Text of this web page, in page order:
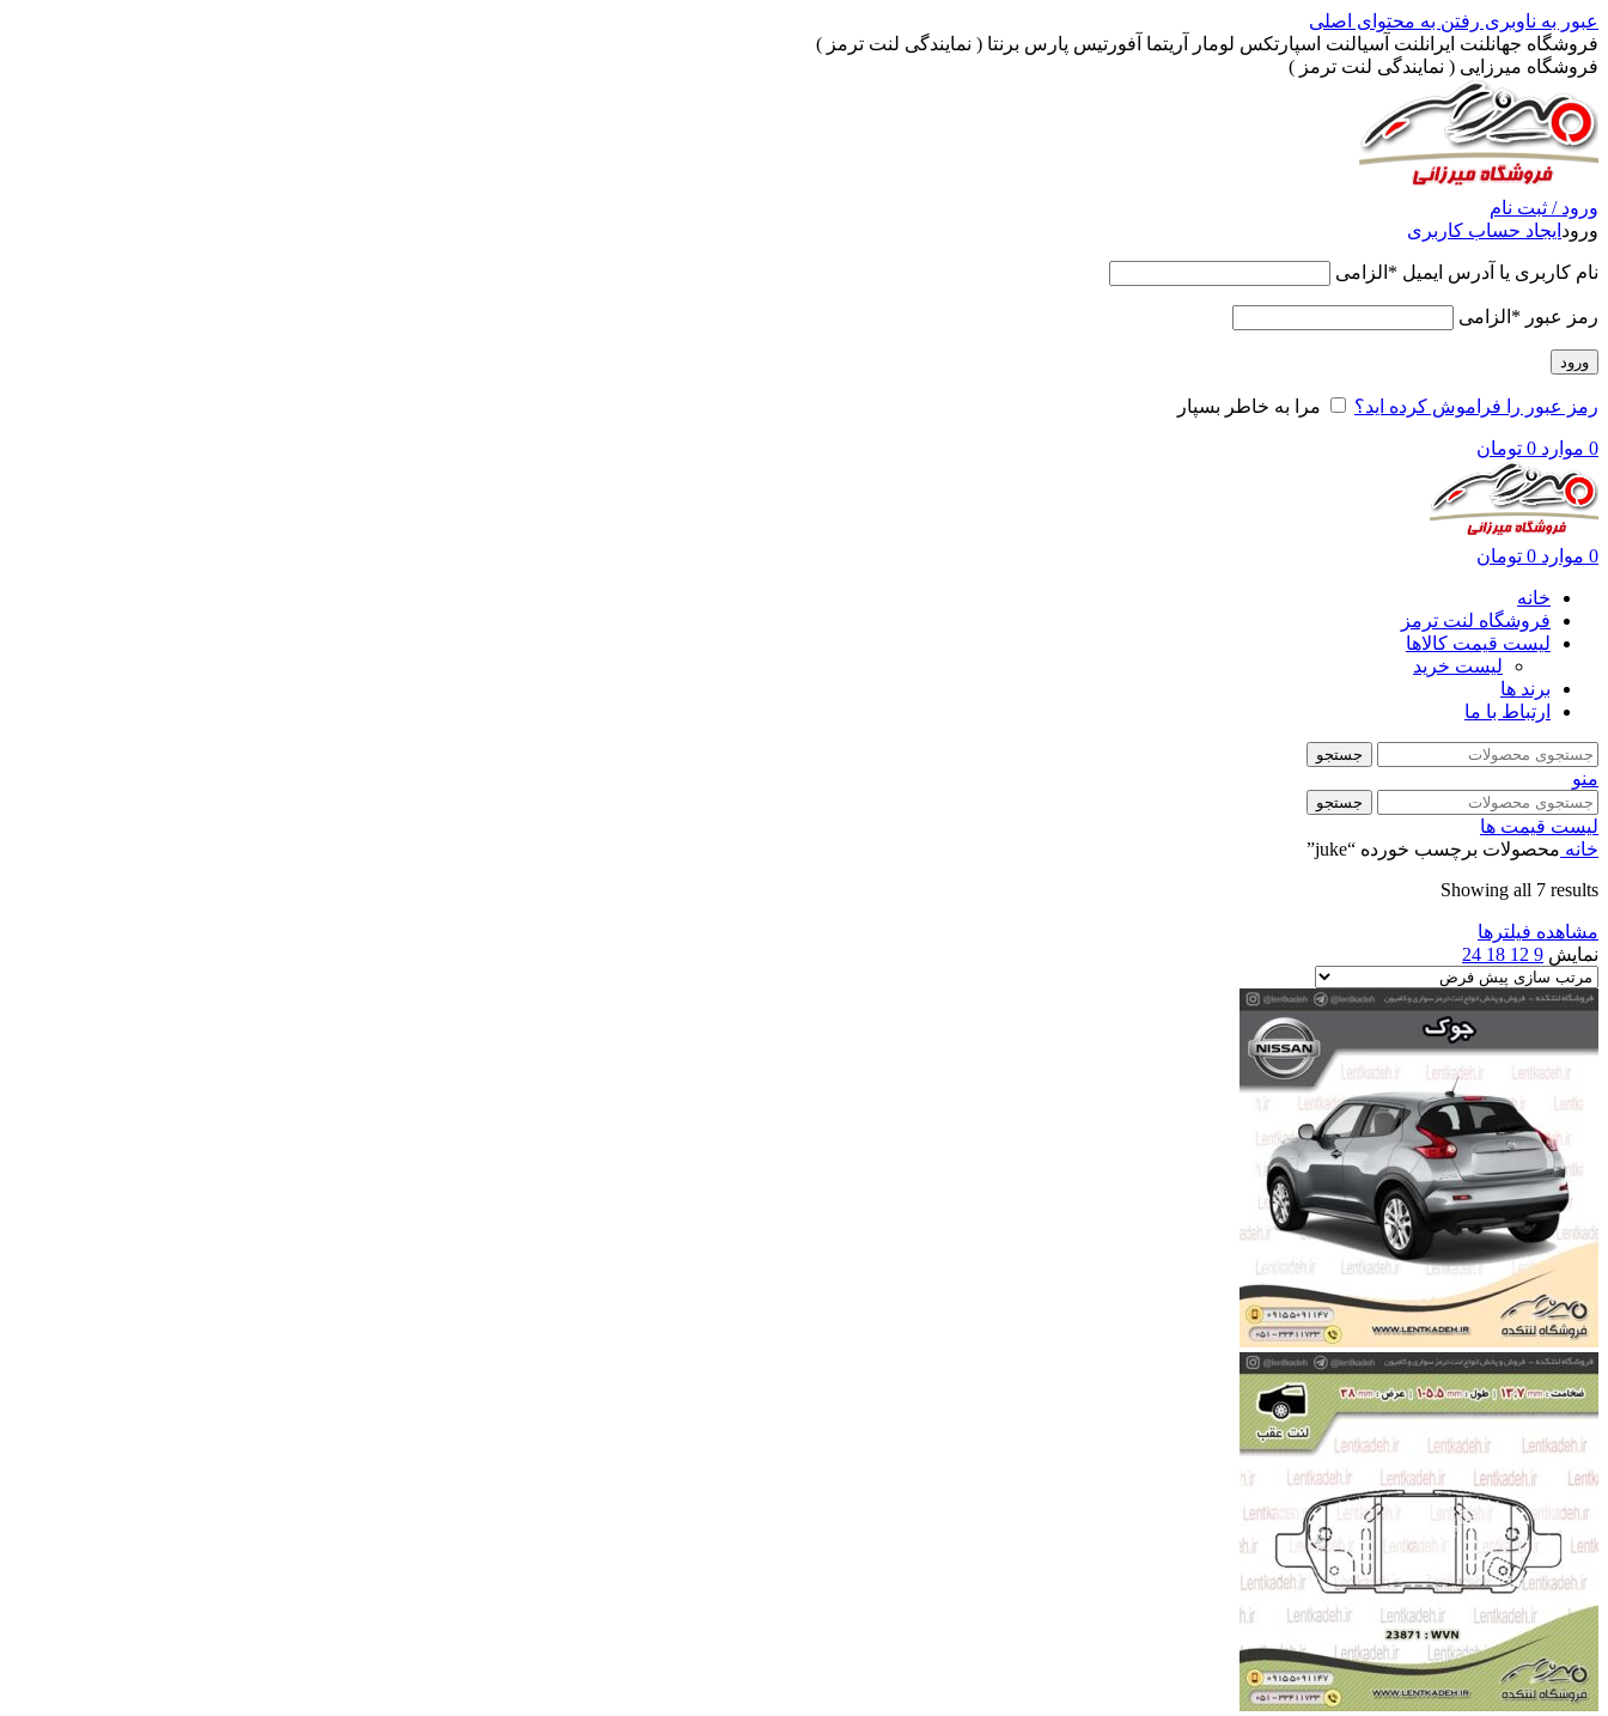
عبور به ناوبری رفتن به محتوای اصلی
فروشگاه جهانلنت ایرانلنت آسیالنت اسپارتکس لومار آریتما آفورتیس پارس برنتا ( نمایندگی لنت ترمز )
فروشگاه میرزایی ( نمایندگی لنت ترمز )
ورود / ثبت نام
ورود ایجاد حساب کاربری
نام کاربری یا آدرس ایمیل * الزامی
رمز عبور * الزامی
ورود
رمز عبور را فراموش کرده اید؟ مرا به خاطر بسپار
0 موارد 0 تومان
0 موارد 0 تومان
خانه
فروشگاه لنت ترمز
لیست قیمت کالاها
لیست خرید
برند ها
ارتباط با ما
جستجو
منو
جستجو
لیست قیمت ها
خانه محصولات برچسب خورده “juke”
Showing all 7 results
مشاهده فیلترها
نمایش 9
12
18
24